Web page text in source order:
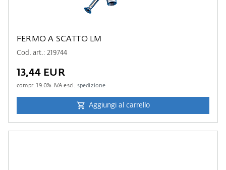
FERMO A SCATTO LM
Cod. art.: 219744
13,44 EUR
compr.19.0% IVA escl. spedizione
Aggiungi al carrello